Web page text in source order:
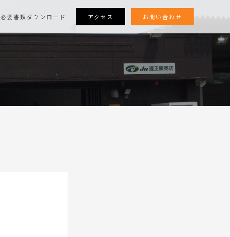
必要書類ダウンロード アクセス お問い合わせ